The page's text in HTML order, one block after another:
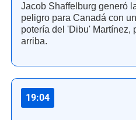
Jacob Shaffelburg generó
peligro para Canadá con
potería del 'Dibu' Martínez,
arriba.
19:04